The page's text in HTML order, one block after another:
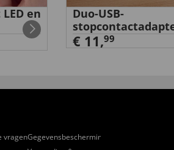
en
Duo-USB-
€ 11,99
vragenGegevensbescherming